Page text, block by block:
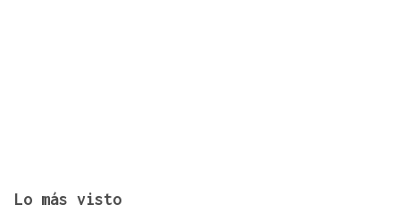
Lo más visto